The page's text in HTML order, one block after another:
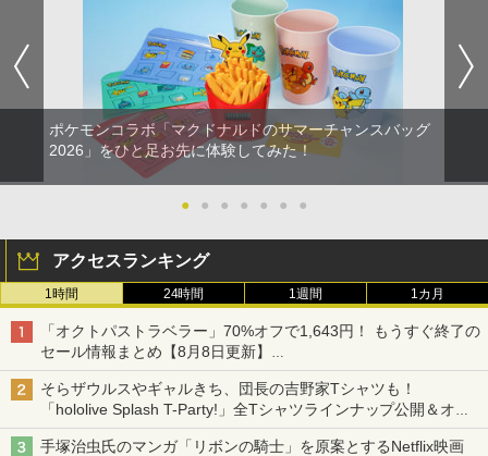
ポケモンコラボ「マクドナルドのサマーチャンスバッグ
2026」をひと足お先に体験してみた！
● ● ● ● ● ● ●
アクセスランキング
1時間 24時間 1週間 1カ月
「オクトパストラベラー」70%オフで1,643円！ もうすぐ終了の
セール情報まとめ【8月8日更新】
ニンテンドーeショップでは「大神 絶景版」が67%オフで990円
そらザウルスやギャルきち、団長の吉野家Tシャツも！
「hololive Splash T-Party!」全Tシャツラインナップ公開＆オン
ライン販売開始
手塚治虫氏のマンガ「リボンの騎士」を原案とするNetflix映画